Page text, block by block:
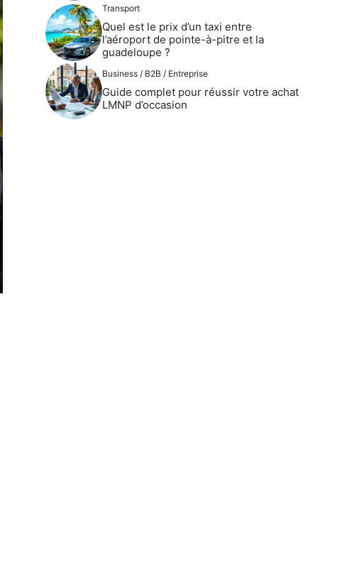
Transport
Quel est le prix d’un taxi entre
l’aéroport de pointe-à-pitre et la
guadeloupe ?
Business / B2B / Entreprise
Guide complet pour réussir votre achat
LMNP d’occasion